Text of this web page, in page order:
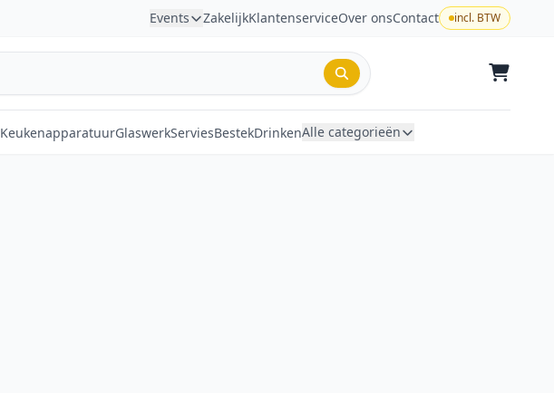
Events ZakelijkKlantenserviceOver onsContact incl. BTW
KeukenapparatuurGlaswerkServiesBestekDrinkenAlle categorieën